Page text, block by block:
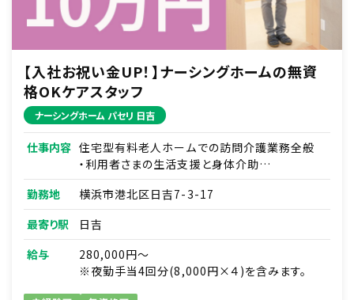
【入社お祝い金UP！】ナーシングホームの無資
格OKケアスタッフ
ナーシングホーム パセリ 日吉
仕事内容 住宅型有料老人ホームでの訪問介護業務全般
・利用者さまの生活支援と身体介助
・利用者さまとのコミュニケーション
・リハビリのお手伝い
・食事や入浴の介助 など
・看護師との連携
※夜勤があります
勤務地
横浜市港北区日吉7-3-17
最寄り駅
日吉
給与
280,000円～
※夜勤手当4回分(8,000円×４)を含みます。